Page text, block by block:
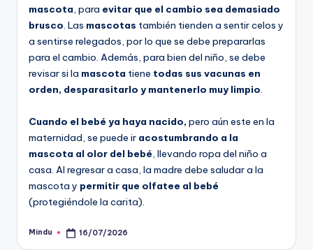
mascota, para evitar que el cambio sea demasiado
brusco. Las mascotas también tienden a sentir celos y
a sentirse relegados, por lo que se debe prepararlas
para el cambio. Además, para bien del niño, se debe
revisar si la mascota tiene todas sus vacunas en
orden, desparasitarlo y mantenerlo muy limpio.
Cuando el bebé ya haya nacido, pero aún este en la
maternidad, se puede ir acostumbrando a la
mascota al olor del bebé, llevando ropa del niño a
casa. Al regresar a casa, la madre debe saludar a la
mascota y permitir que olfatee al bebé
(protegiéndole la carita).
Publicado
Mindu 16/07/2026